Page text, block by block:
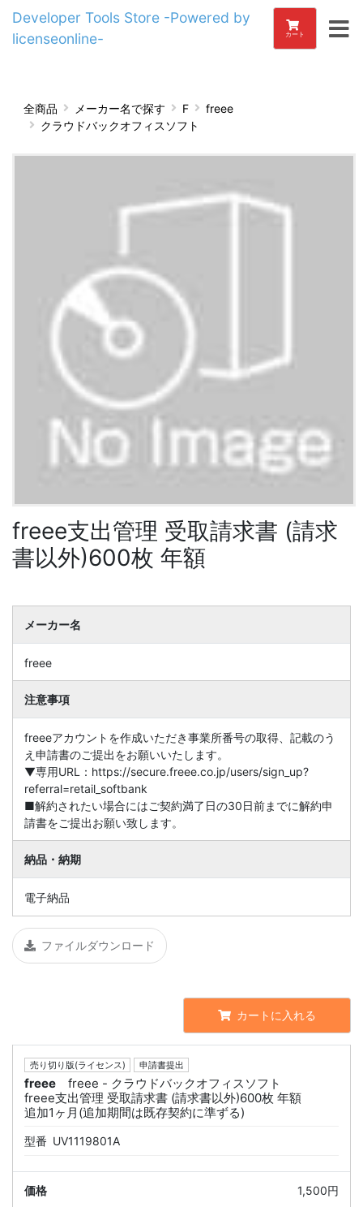
Developer Tools Store -Powered by
licenseonline-
カート
全商品 メーカー名で探す F
freee
クラウドバックオフィスソフト
freee支出管理 受取請求書 (請求
書以外)600枚 年額
メーカー名
freee
注意事項
freeeアカウントを作成いただき事業所番号の取得、記載のう
え申請書のご提出をお願いいたします。
▼専用URL：https://secure.freee.co.jp/users/sign_up?
referral=retail_softbank
■解約されたい場合にはご契約満了日の30日前までに解約申
請書をご提出お願い致します。
納品・納期
電子納品
ファイルダウンロード
カートに入れる
売り切り版(ライセンス) 申請書提出
freee
freee - クラウドバックオフィスソフト
freee支出管理 受取請求書 (請求書以外)600枚 年額
追加1ヶ月(追加期間は既存契約に準ずる)
型番 UV1119801A
1,500円